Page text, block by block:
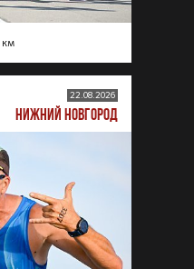
км
22.08.2026
НИЖНИЙ НОВГОРОД